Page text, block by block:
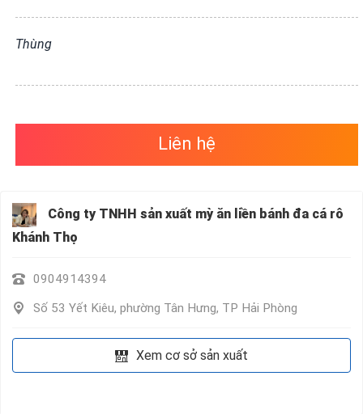
TA
Thùng
Liên hệ
Công ty TNHH sản xuất mỳ ăn liền bánh đa cá rô
Khánh Thọ
0904914394
Số 53 Yết Kiêu, phường Tân Hưng, TP Hải Phòng
Xem cơ sở sản xuất